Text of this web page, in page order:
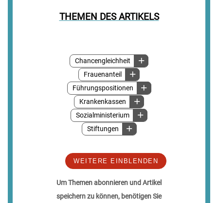
THEMEN DES ARTIKELS
Chancengleichheit
Frauenanteil
Führungspositionen
Krankenkassen
Sozialministerium
Stiftungen
WEITERE EINBLENDEN
Um Themen abonnieren und Artikel
speichern zu können, benötigen Sie